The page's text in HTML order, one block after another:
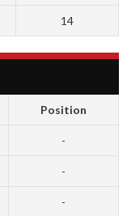
14
Position
-
-
-